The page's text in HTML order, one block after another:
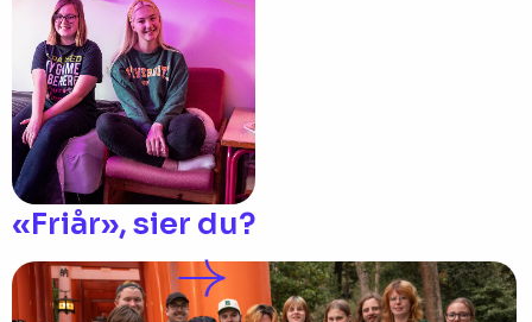
«Friår», sier du?